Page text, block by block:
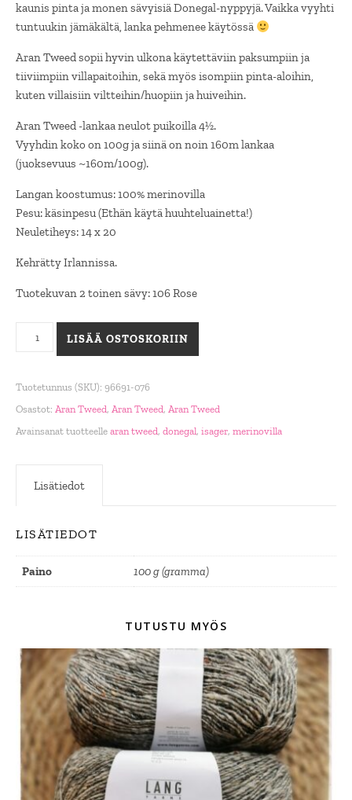
kaunis pinta ja monen sävyisiä Donegal-nyppyjä. Vaikka vyyhti
tuntuukin jämäkältä, lanka pehmenee käytössä
Aran Tweed sopii hyvin ulkona käytettäviin paksumpiin ja
tiiviimpiin villapaitoihin, sekä myös isompiin pinta-aloihin,
kuten villaisiin viltteihin/huopiin ja huiveihin.
Aran Tweed -lankaa neulot puikoilla 4½.
Vyyhdin koko on 100g ja siinä on noin 160m lankaa
(juoksevuus ~160m/100g).
Langan koostumus: 100% merinovilla
Pesu: käsinpesu (Ethän käytä huuhteluainetta!)
Neuletiheys: 14 x 20
Kehrätty Irlannissa.
Tuotekuvan 2 toinen sävy: 106 Rose
Aran Tweed, Confetti määrä
LISÄÄ OSTOSKORIIN
Tuotetunnus (SKU): 96691-076
Osastot: Aran Tweed, Aran Tweed, Aran Tweed
Avainsanat tuotteelle aran tweed, donegal, isager, merinovilla
Lisätiedot
LISÄTIEDOT
Paino 100 g (gramma)
TUTUSTU MYÖS